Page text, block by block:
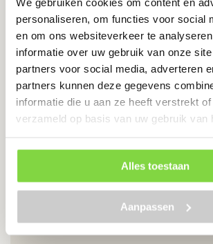
personaliseren, om functies voor social
en om ons websiteverkeer te
informatie over uw gebruik van onze
partners voor social media, adverteren
partners kunnen deze gegevens
informatie die u aan ze heeft verstrekt
verzameld op basis van uw gebruik van
Alles toestaan
Aanpassen
Levertijd:7
Verzinkt staal
Scherpe punten
Eenvoudige montage
33.92